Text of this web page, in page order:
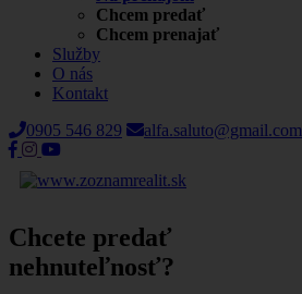
Chcem predať
Chcem prenajať
Služby
O nás
Kontakt
0905 546 829
alfa.saluto@gmail.com
Chcete predať
nehnuteľnosť?